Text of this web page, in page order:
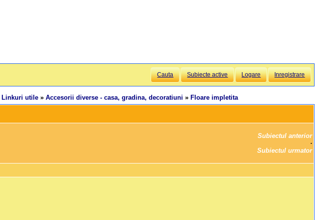
Cauta Subiecte active Logare Inregistrare
Linkuri utile »Accesorii diverse - casa, gradina, decoratiuni » Floare impletita
Subiectul anterior
Subiectul urmator